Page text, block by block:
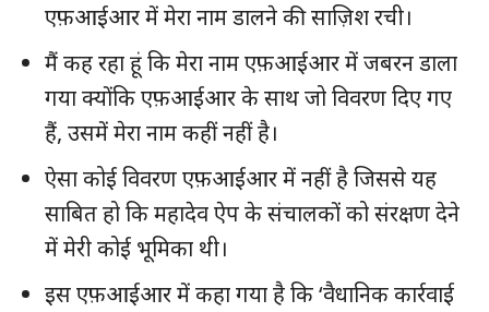
एफ़आईआर में मेरा नाम डालने की साज़िश रची।
मैं कह रहा हूं कि मेरा नाम एफ़आईआर में जबरन डाला
गया क्योंकि एफ़आईआर के साथ जो विवरण दिए गए
हैं, उसमें मेरा नाम कहीं नहीं है।
ऐसा कोई विवरण एफ़आईआर में नहीं है जिससे यह
साबित हो कि महादेव ऐप के संचालकों को संरक्षण देने
में मेरी कोई भूमिका थी।
इस एफ़आईआर में कहा गया है कि ‘वैधानिक कार्रवाई